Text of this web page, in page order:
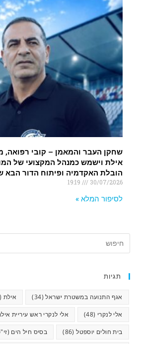
שחקן העבר והמאמן – קובי רפואה,
אילת וישמש כמנהל המקצועי של
הובלת האקדמיה ופיתוח הדור הבא
30/07/2026
לסיפור המלא »
תגיות
אגף התנועה במשטרת ישראל(34) אילת
אלי לנקרי (48) אלי לנקרי ראש עיריית
בית חולים יוספטל(86) בסיס חיל הים